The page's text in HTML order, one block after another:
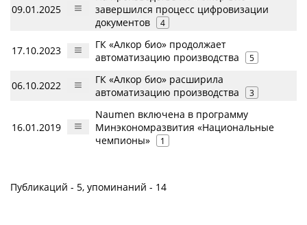
09.01.2025
завершился процесс цифровизации
документов
4
17.10.2023
ГК «Алкор био» продолжает
автоматизацию производства
5
06.10.2022
ГК «Алкор био» расширила
автоматизацию производства
3
16.01.2019
Naumen включена в программу
Минэкономразвития «Национальные
чемпионы»
1
Публикаций - 5, упоминаний - 14